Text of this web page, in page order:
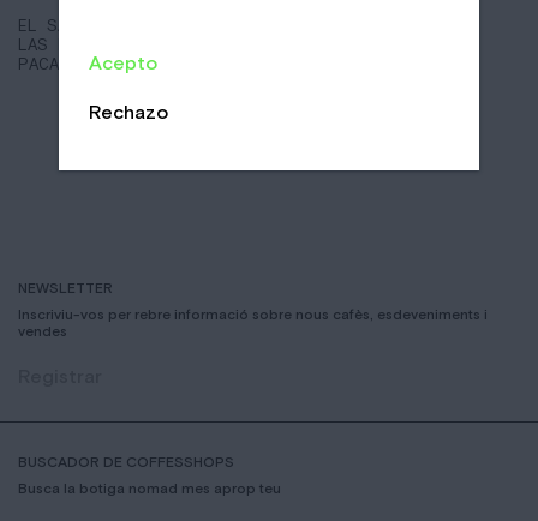
EL SALVADOR
LAS BRISAS
PACAS
NEWSLETTER
Inscriviu-vos per rebre informació sobre nous cafès, esdeveniments i
vendes
BUSCADOR DE COFFESSHOPS
Busca la botiga nomad mes aprop teu
Acepto
Rechazo